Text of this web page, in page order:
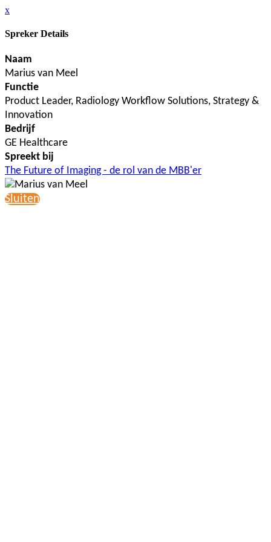
x
Spreker Details
Naam
Marius van Meel
Functie
Product Leader, Radiology Workflow Solutions, Strategy &
Innovation
Bedrijf
GE Healthcare
Spreekt bij
The Future of Imaging - de rol van de MBB'er
Sluiten